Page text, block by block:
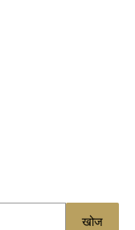
खोज